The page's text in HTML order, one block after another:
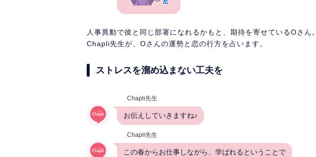
人事異動で彼と同じ部署になれるかもと、期待を寄せているOさん。
Chapli先生が、Oさんの運勢と恋の行方を占います。
ストレスを溜め込まない工夫を
Chapli先生
お伝えしていきますね♪
Chapli先生
この春からお仕事しながら、学ばれるということで